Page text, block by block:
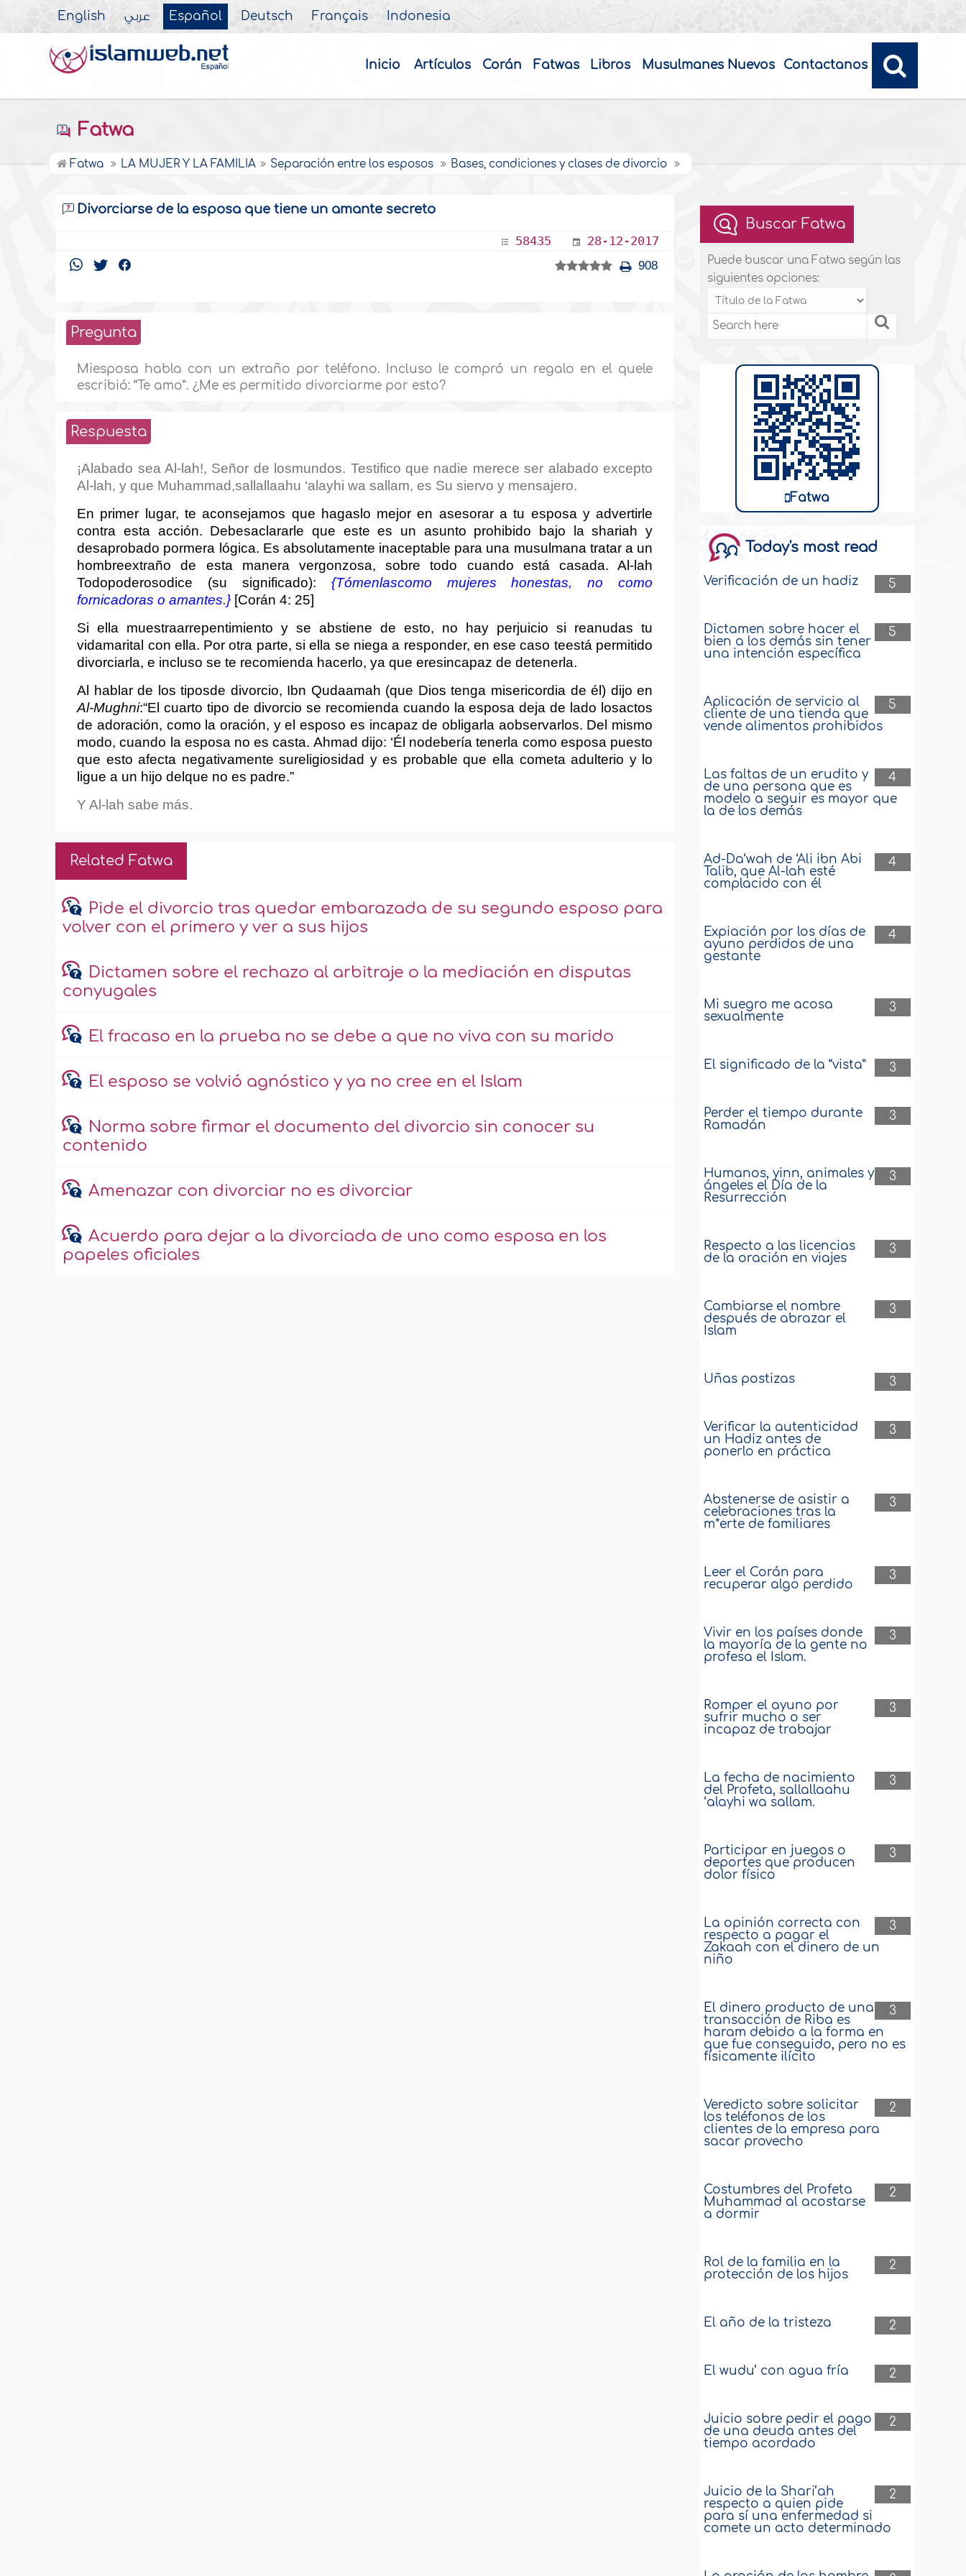
English عربي Español Deutsch Français Indonesia
Inicio Artículos Corán Fatwas Libros Musulmanes Nuevos Contactanos
Fatwa
Fatwa LA MUJER Y LA FAMILIA Separación entre los esposos Bases, condiciones y clases de divorcio
Divorciarse de la esposa que tiene un amante secreto
58435 28-12-2017
908
Pregunta
Miesposa habla con un extraño por teléfono. Incluso le compró un regalo en el quele
escribió: “Te amo”. ¿Me es permitido divorciarme por esto?
Respuesta
¡Alabado sea Al-lah!, Señor de losmundos. Testifico que nadie merece ser alabado excepto
Al-lah, y que Muhammad,sallallaahu ‘alayhi wa sallam, es Su siervo y mensajero.
En primer lugar, te aconsejamos que hagaslo mejor en asesorar a tu esposa y advertirle
contra esta acción. Debesaclararle que este es un asunto prohibido bajo la shariah y
desaprobado pormera lógica. Es absolutamente inaceptable para una musulmana tratar a un
hombreextraño de esta manera vergonzosa, sobre todo cuando está casada. Al‑lah
Todopoderosodice (su significado): {Tómenlascomo mujeres honestas, no como
fornicadoras o amantes.} [Corán 4: 25]
Si ella muestraarrepentimiento y se abstiene de esto, no hay perjuicio si reanudas tu
vidamarital con ella. Por otra parte, si ella se niega a responder, en ese caso teestá permitido
divorciarla, e incluso se te recomienda hacerlo, ya que eresincapaz de detenerla.
Al hablar de los tiposde divorcio, Ibn Qudaamah (que Dios tenga misericordia de él) dijo en
Al-Mughni:“El cuarto tipo de divorcio se recomienda cuando la esposa deja de lado losactos
de adoración, como la oración, y el esposo es incapaz de obligarla aobservarlos. Del mismo
modo, cuando la esposa no es casta. Ahmad dijo: ‘Él nodebería tenerla como esposa puesto
que esto afecta negativamente sureligiosidad y es probable que ella cometa adulterio y lo
ligue a un hijo delque no es padre.”
Y Al‑lah sabe más.
Related Fatwa
Pide el divorcio tras quedar embarazada de su segundo esposo para
volver con el primero y ver a sus hijos
Dictamen sobre el rechazo al arbitraje o la mediación en disputas
conyugales
El fracaso en la prueba no se debe a que no viva con su marido
El esposo se volvió agnóstico y ya no cree en el Islam
Norma sobre firmar el documento del divorcio sin conocer su
contenido
Amenazar con divorciar no es divorciar
Acuerdo para dejar a la divorciada de uno como esposa en los
papeles oficiales
Buscar Fatwa
Puede buscar una Fatwa según las
siguientes opciones:
Fatwa
Today's most read
5
Verificación de un hadiz
5
Dictamen sobre hacer el
bien a los demás sin tener
una intención específica
5
Aplicación de servicio al
cliente de una tienda que
vende alimentos prohibidos
4
Las faltas de un erudito y
de una persona que es
modelo a seguir es mayor que
la de los demás
4
Ad-Da‘wah de ‘Ali ibn Abi
Talib, que Al-lah esté
complacido con él
4
Expiación por los días de
ayuno perdidos de una
gestante
3
Mi suegro me acosa
sexualmente
3
El significado de la “vista”
3
Perder el tiempo durante
Ramadán
3
Humanos, yinn, animales y
ángeles el Día de la
Resurrección
3
Respecto a las licencias
de la oración en viajes
3
Cambiarse el nombre
después de abrazar el
Islam
3
Uñas postizas
3
Verificar la autenticidad
un Hadiz antes de
ponerlo en práctica
3
Abstenerse de asistir a
celebraciones tras la
m*erte de familiares
3
Leer el Corán para
recuperar algo perdido
3
Vivir en los países donde
la mayoría de la gente no
profesa el Islam.
3
Romper el ayuno por
sufrir mucho o ser
incapaz de trabajar
3
La fecha de nacimiento
del Profeta, sallallaahu
‘alayhi wa sallam.
3
Participar en juegos o
deportes que producen
dolor físico
3
La opinión correcta con
respecto a pagar el
Zakaah con el dinero de un
niño
3
El dinero producto de una
transacción de Riba es
haram debido a la forma en
que fue conseguido, pero no es
físicamente ilícito
2
Veredicto sobre solicitar
los teléfonos de los
clientes de la empresa para
sacar provecho
2
Costumbres del Profeta
Muhammad al acostarse
a dormir
2
Rol de la familia en la
protección de los hijos
2
El año de la tristeza
2
El wudu’ con agua fría
2
Juicio sobre pedir el pago
de una deuda antes del
tiempo acordado
2
Juicio de la Shari’ah
respecto a quien pide
para sí una enfermedad si
comete un acto determinado